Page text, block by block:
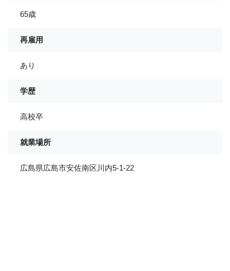
65歳
再雇用
あり
学歴
高校卒
就業場所
広島県広島市安佐南区川内5-1-22